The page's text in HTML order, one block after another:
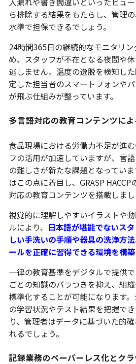
ら排除する結果をもたらし、管理
水準で担保できるでしょう。
24時間365日の継続的なモニタリ
め、スタッフが不在となる夜間や
逃しません。温度の逸脱を検知し
定した担当者のスマートフォンや
が飛ぶ仕組みが整っています。
多言語対応の教育コンテンツに
食品現場における労働力不足が進
フの活用が加速していますが、言
の難しさが新たな課題となってい
はこの点に着目し、GRASP
対応の教育コンテンツを搭載しまし
視覚的に理解しやすいイラストや
ルにより、 日本語が堪能でないス
しい手洗いの手順や器具の洗浄方
ールを正確に習得できる環境を構
一律の教育基準をデジタルで提供
ごとの知識のバラつきを抑え、組
標準化することが可能になります
の学習状況やテスト結果を把握で
り、管理者はデータに基づいた的
れるでしょう。
記録業務のペーパーレス化とク